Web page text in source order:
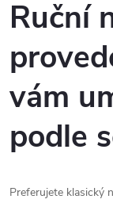
Ruční
vám
podle
Preferujete klasický